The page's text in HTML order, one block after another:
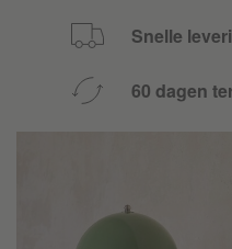
Snelle
60 dagen